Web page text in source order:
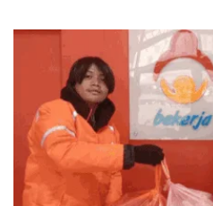
dan Pemasyarakatan RI